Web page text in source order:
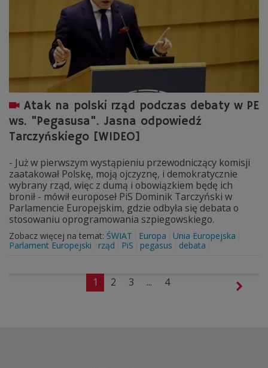
Atak na polski rząd podczas debaty w PE
ws. "Pegasusa". Jasna odpowiedź
Tarczyńskiego [WIDEO]
- Już w pierwszym wystąpieniu przewodniczący komisji
zaatakował Polskę, moją ojczyznę, i demokratycznie
wybrany rząd, więc z dumą i obowiązkiem będę ich
bronił - mówił europoseł PiS Dominik Tarczyński w
Parlamencie Europejskim, gdzie odbyła się debata o
stosowaniu oprogramowania szpiegowskiego.
Zobacz więcej na temat: ŚWIAT Europa
Unia Europejska
Parlament Europejski
rząd PiS pegasus debata
1 2 3 ... 4